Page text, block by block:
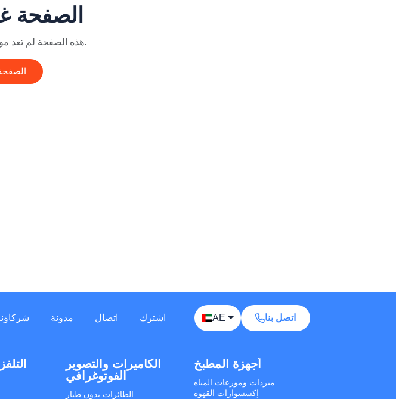
الصفحة
هذه الصفحة لم تعد موجودة أو تم تحديث رابطها.
مدونة اتصال اشترك AE اتصل بنا
الكاميرات والتصوير
الفوتوغرافي
الطائرات بدون طيار
أجهزة المطبخ
مبردات وموزعات المياه
إكسسوارات القهوة
I'd like your wholesale price list.
Do you ship to my country? I'd like to check
What is your minimum order quantity (MOQ)
for bulk orders?